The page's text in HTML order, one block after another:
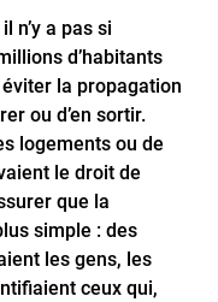
n’y a pas si
d’habitants
la propagation
ou d’en sortir.
logements ou de
le droit de
que la
simple : des
les gens, les
ceux qui,